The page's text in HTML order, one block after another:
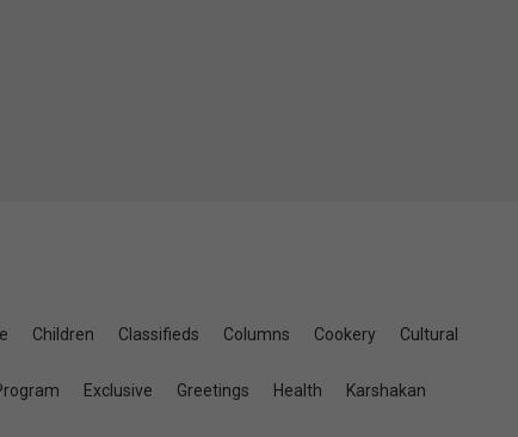
Children Classifieds Columns Cookery Cultural
Exclusive Greetings Health Karshakan